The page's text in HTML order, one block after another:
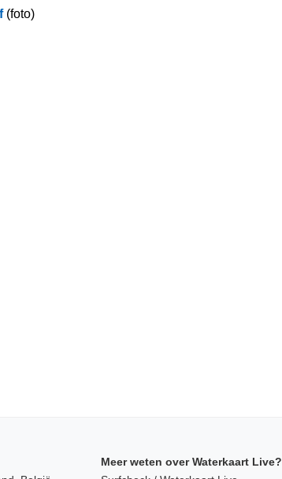
(foto)
Meer weten over Waterkaart Live?